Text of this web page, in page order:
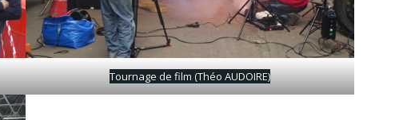
Tournage de film (Théo AUDOIRE)